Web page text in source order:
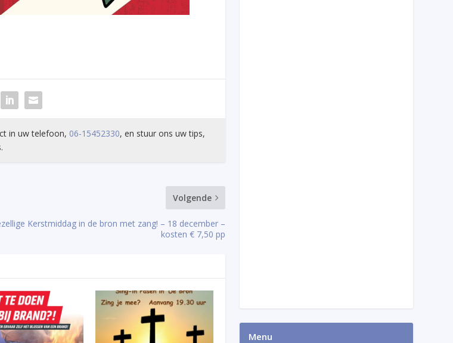
in uw telefoon, 06-15452330, en stuur ons uw tips,
Volgende
Kerstmiddag in de bron met zang! – 18 december –
kosten € 7,50 pp
Menu